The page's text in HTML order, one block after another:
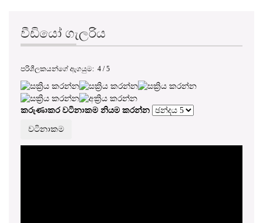
වීඩියෝ ගැලරිය
පරිශීලකයන්ගේ ඇගයුම: 4 /5
කරුණාකර වටිනාකම නියම කරන්න